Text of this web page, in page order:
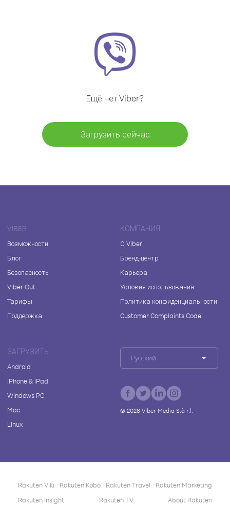
Ещё нет Viber?
Загрузить сейчас
VIBER
Возможности
Блог
Безопасность
Viber Out
Тарифы
Поддержка
КОМПАНИЯ
О Viber
Бренд-центр
Карьера
Условия использования
Политика конфиденциальности
Customer Complaints Code
ЗАГРУЗИТЬ
Android
iPhone & iPad
Windows PC
Mac
Linux
Русский
© 2026Viber Media S.à r.l.
Rakuten Viki Rakuten Kobo Rakuten Travel
Rakuten Marketing
Rakuten Insight
Rakuten TV About Rakuten